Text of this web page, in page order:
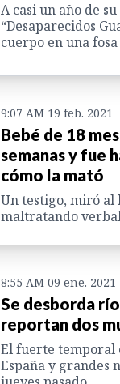
A casi un año de
“Desaparecidos
cuerpo en una
9:07 AM 19 feb. 2021
Bebé de 18
semanas y fue
cómo la mató
Un testigo, miró al
maltratando
8:55 AM 09 ene. 2021
Se desborda
reportan dos
El fuerte temporal
España y grandes